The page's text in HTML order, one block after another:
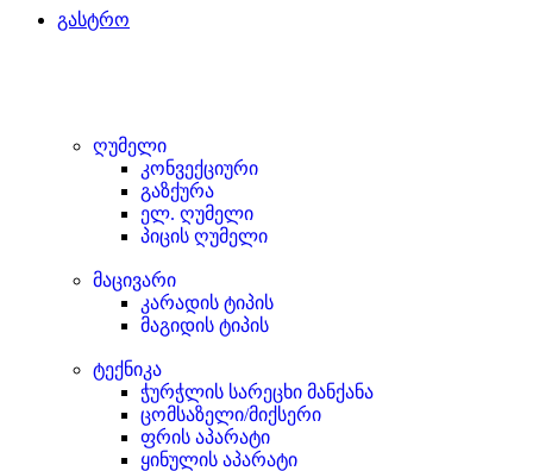
გასტრო
ღუმელი
კონვექციური
გაზქურა
ელ. ღუმელი
პიცის ღუმელი
მაცივარი
კარადის ტიპის
მაგიდის ტიპის
ტექნიკა
ჭურჭლის სარეცხი მანქანა
ცომსაზელი/მიქსერი
ფრის აპარატი
ყინულის აპარატი